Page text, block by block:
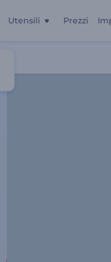
Utensili Prezzi